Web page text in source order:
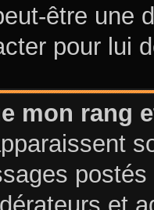
être une
pour lui
mon rang